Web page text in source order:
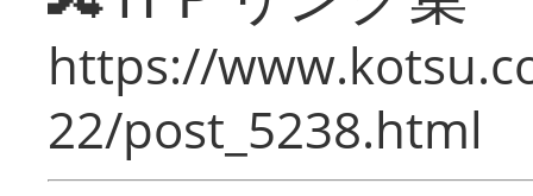
https://
22/post_5238.html